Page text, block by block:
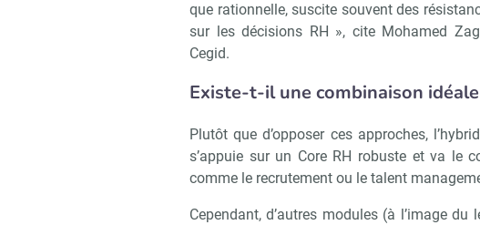
que rationnelle, suscite souvent des
sur les décisions RH », cite Mohamed
Cegid.
Existe-t-il une combinaison
Plutôt que d’opposer ces approches,
s’appuie sur un Core RH robuste et va le
comme le recrutement ou le talent
Cependant, d’autres modules (à l’image